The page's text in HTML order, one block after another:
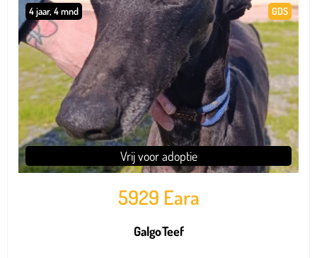
GDS
4 jaar, 4 mnd
Vrij voor adoptie
5929 Eara
GalgoTeef